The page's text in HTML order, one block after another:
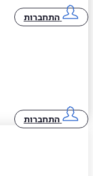
התחברות
התחברות